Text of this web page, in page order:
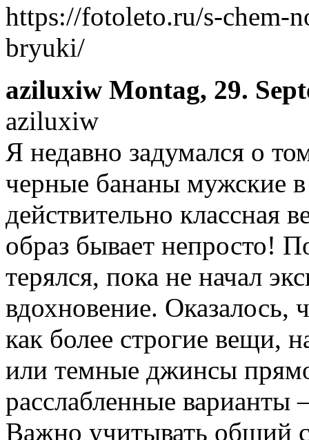
https://fotoleto.ru/s-chem-
bryuki/
aziluxiw Montag, 29.
aziluxiw
Я недавно задумался о
черные бананы мужские
действительно классная
образ бывает непросто!
терялся, пока не начал
вдохновение. Оказалось,
как более строгие вещи,
или темные джинсы
расслабленные варианты
Важно учитывать общий